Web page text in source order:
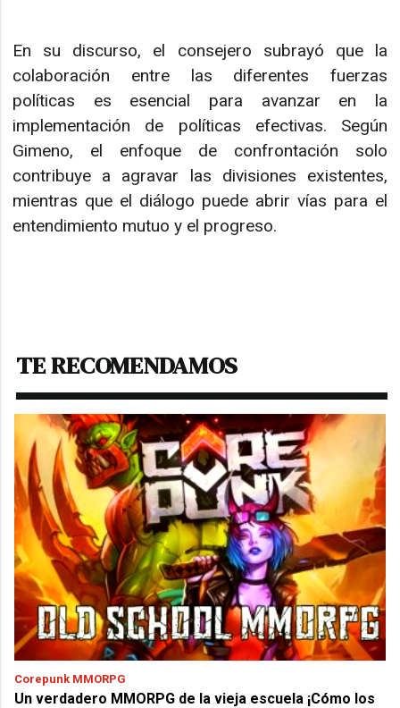
En su discurso, el consejero subrayó que la
colaboración entre las diferentes fuerzas
políticas es esencial para avanzar en la
implementación de políticas efectivas. Según
Gimeno, el enfoque de confrontación solo
contribuye a agravar las divisiones existentes,
mientras que el diálogo puede abrir vías para el
entendimiento mutuo y el progreso.
TE RECOMENDAMOS
Corepunk MMORPG
Un verdadero MMORPG de la vieja escuela ¡Cómo los